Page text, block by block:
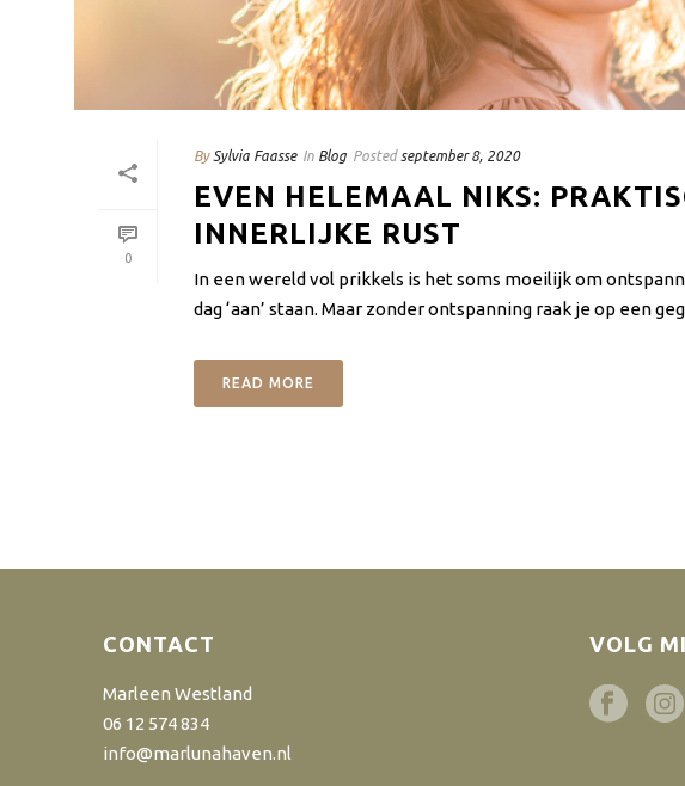
0
By Sylvia Faasse In Blog Posted september 8, 2020
EVEN HELEMAAL NIKS:
INNERLIJKE RUST
In een wereld vol prikkels is het soms moeilijk om
dag ‘aan’ staan. Maar zonder ontspanning raak je op een
READ MORE
CONTACT
Marleen Westland
06 12 574 834
info@marlunahaven.nl
VOLG